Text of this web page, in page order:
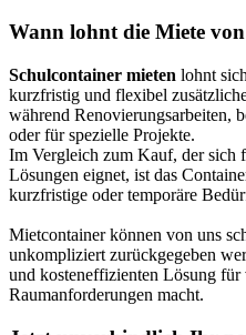
Wann lohnt die Miete
Schulcontainer mieten lohnt
kurzfristig und flexibel
während Renovierungsarbeiten,
oder für spezielle Projekte.
Im Vergleich zum Kauf, der sich
Lösungen eignet, ist das
kurzfristige oder temporäre
Mietcontainer können von uns
unkompliziert zurückgegeben
und kosteneffizienten Lösung für
Raumanforderungen macht.